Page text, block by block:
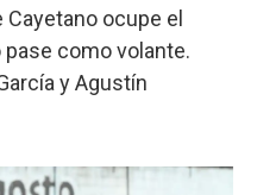
ocupe el
pase como volante.
y Agustín